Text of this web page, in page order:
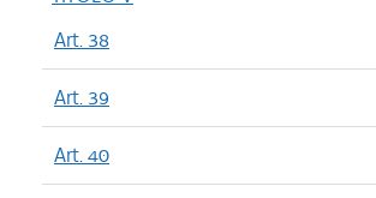
Art. 38
Art. 39
Art. 40